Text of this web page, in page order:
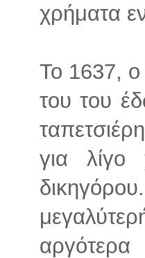
χρήματα
Το 1637, ο
του του
για λίγο